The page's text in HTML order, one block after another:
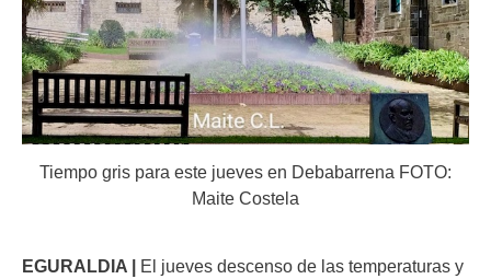
Tiempo gris para este jueves en Debabarrena FOTO:
Maite Costela
EGURALDIA | El jueves descenso de las temperaturas y